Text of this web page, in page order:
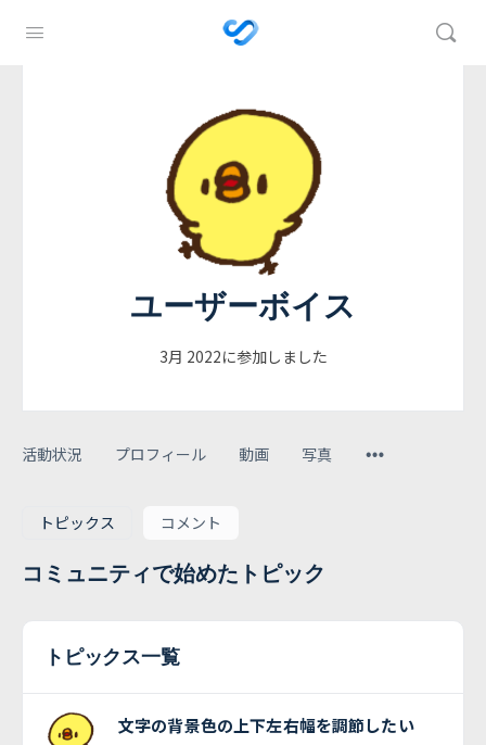
ユーザーボイス
3月 2022に参加しました
活動状況 プロフィール 動画 写真
トピックス コメント
コミュニティで始めたトピック
トピックス一覧
文字の背景色の上下左右幅を調節したい